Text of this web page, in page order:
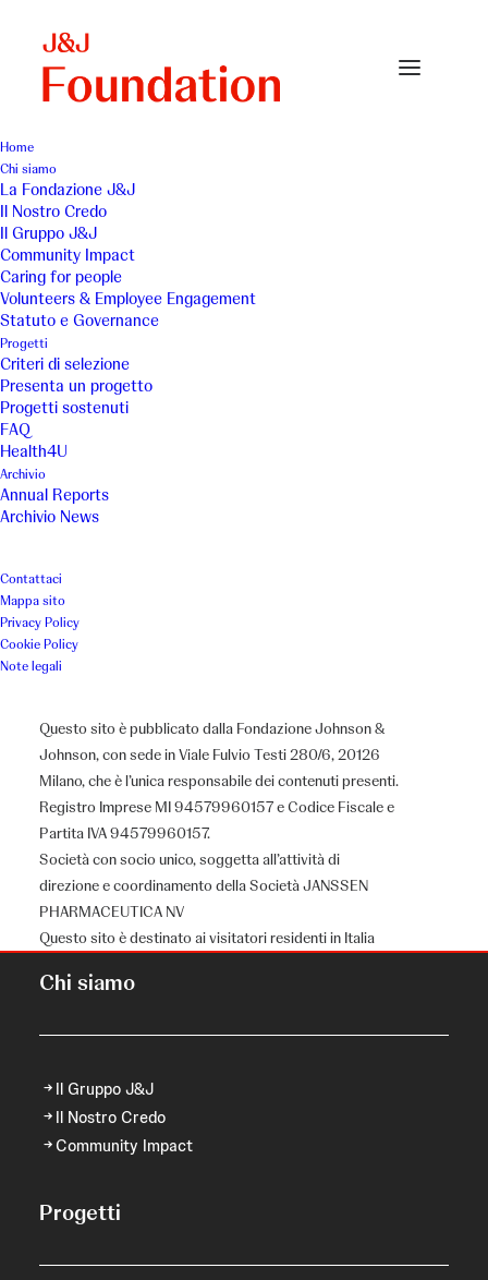
Home
Chi siamo
La Fondazione J&J
Il Nostro Credo
Il Gruppo J&J
Community Impact
Caring for people
Volunteers & Employee Engagement
Statuto e Governance
Progetti
Criteri di selezione
Presenta un progetto
Progetti sostenuti
FAQ
Health4U
Archivio
Annual Reports
Archivio News
Contattaci
Mappa sito
Privacy Policy
Cookie Policy
Note legali
Questo sito è pubblicato dalla Fondazione Johnson &
Johnson, con sede in Viale Fulvio Testi 280/6, 20126
Milano, che è l’unica responsabile dei contenuti presenti.
Registro Imprese MI 94579960157 e Codice Fiscale e
Partita IVA 94579960157.
Società con socio unico, soggetta all’attività di
direzione e coordinamento della Società JANSSEN
PHARMACEUTICA NV
Questo sito è destinato ai visitatori residenti in Italia
Chi siamo
Il Gruppo J&J
Il Nostro Credo
Community Impact
Progetti